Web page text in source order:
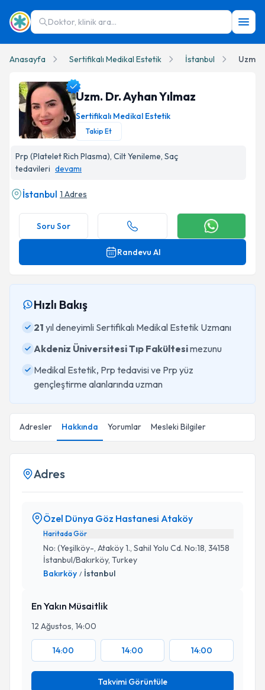
Doktor, klinik ara...
Anasayfa Sertifikalı Medikal Estetik İstanbul Uzm.
Uzm. Dr. Ayhan Yılmaz
Sertifikalı Medikal Estetik
Takip Et
Prp (Platelet Rich Plasma), Cilt Yenileme, Saç
tedavileri devamı
İstanbul 1 Adres
Soru Sor
Randevu Al
Hızlı Bakış
21 yıl deneyimli Sertifikalı Medikal Estetik Uzmanı
Akdeniz Üniversitesi Tıp Fakültesimezunu
Medikal Estetik, Prp tedavisi ve Prp yüz
gençleştirme alanlarında uzman
Adresler Hakkında Yorumlar Mesleki Bilgiler
Adres
Özel Dünya Göz Hastanesi Ataköy
Haritada Gör
No: (Yeşilköy-, Ataköy 1., Sahil Yolu Cd. No:18, 34158
İstanbul/Bakırköy, Turkey
Bakırköy / İstanbul
En Yakın Müsaitlik
12 Ağustos, 14:00
14:00 14:00 14:00
Takvimi Görüntüle